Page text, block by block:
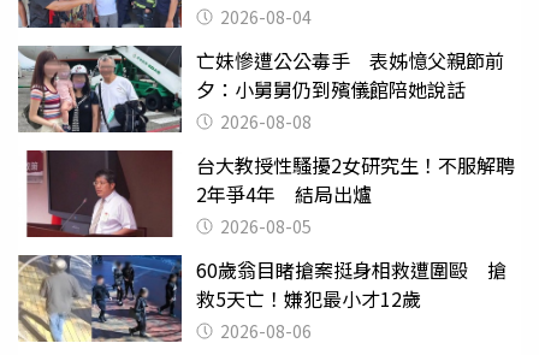
2026-08-04
亡妹慘遭公公毒手 表姊憶父親節前
夕：小舅舅仍到殯儀館陪她說話
2026-08-08
台大教授性騷擾2女研究生！不服解聘
2年爭4年 結局出爐
2026-08-05
60歲翁目睹搶案挺身相救遭圍毆 搶
救5天亡！嫌犯最小才12歲
2026-08-06